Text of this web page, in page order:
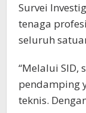
Survei
tenaga
seluruh
“Melalui SID,
pendamping
teknis.